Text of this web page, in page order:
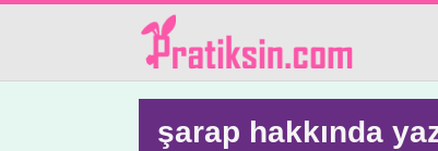
şarap hakkında